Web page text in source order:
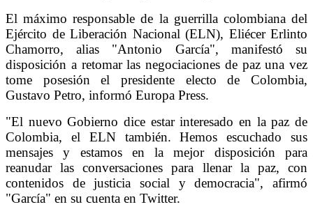
El máximo responsable de la guerrilla colombiana del
Ejército de Liberación Nacional (ELN), Eliécer Erlinto
Chamorro, alias "Antonio García", manifestó su
disposición a retomar las negociaciones de paz una vez
tome posesión el presidente electo de Colombia,
Gustavo Petro, informó Europa Press.
"El nuevo Gobierno dice estar interesado en la paz de
Colombia, el ELN también. Hemos escuchado sus
mensajes y estamos en la mejor disposición para
reanudar las conversaciones para llenar la paz, con
contenidos de justicia social y democracia", afirmó
"García" en su cuenta en Twitter.